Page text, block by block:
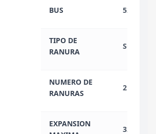
BUS 5200
TIPO DE
RANURA
SO-DIMM
NUMERO DE
RANURAS
2
EXPANSION
32 GB